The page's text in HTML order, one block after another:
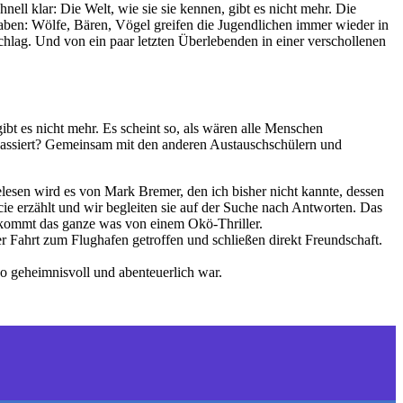
klar: Die Welt, wie sie sie kennen, gibt es nicht mehr. Die
Wölfe, Bären, Vögel greifen die Jugendlichen immer wieder in
Und von ein paar letzten Überlebenden in einer verschollenen
es nicht mehr. Es scheint so, als wären alle Menschen
Gemeinsam mit den anderen Austauschschülern und
wird es von Mark Bremer, den ich bisher nicht kannte, dessen
erzählt und wir begleiten sie auf der Suche nach Antworten. Das
das ganze was von einem Okö-Thriller.
zum Flughafen getroffen und schließen direkt Freundschaft.
geheimnisvoll und abenteuerlich war.